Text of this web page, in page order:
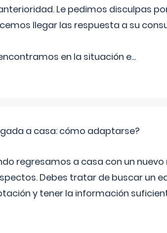
Le pedimos disculpas
llegar las respuesta a su
en la situación e...
a casa: cómo adaptarse?
regresamos a casa con un
Debes tratar de buscar un
y tener la información